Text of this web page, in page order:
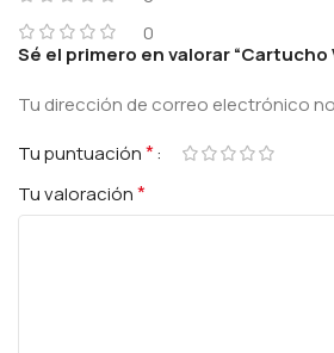
0
Sé el primero en valorar “Cartucho
Tu dirección de correo electrónico
Tu puntuación*
Tu valoración*